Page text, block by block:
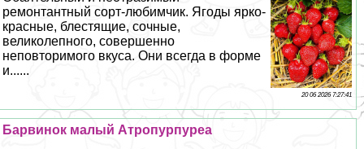
ремонтантный сорт-любимчик. Ягоды ярко-
красные, блестящие, сочные,
великолепного, совершенно
неповторимого вкуса. Они всегда в форме
и......
20 06 2026 7:27:41
Барвинок малый Атропурпуреа